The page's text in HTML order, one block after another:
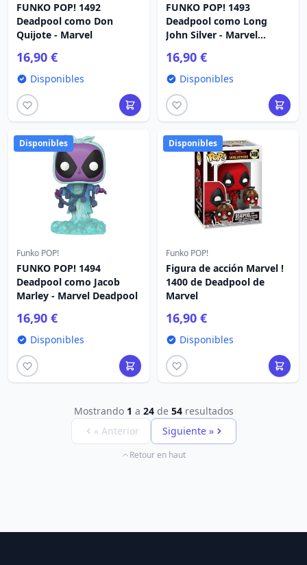
FUNKO POP! 1492
Deadpool como Don
Quijote - Marvel
16,90 €
Disponibles
FUNKO POP! 1493
Deadpool como Long
John Silver - Marvel
16,90 €
Disponibles
Disponibles
Funko POP!
FUNKO POP! 1494
Deadpool como Jacob
Marley - Marvel Deadpool
16,90 €
Disponibles
Disponibles
Funko POP!
Figura de acción Marvel !
1400 de Deadpool de
Marvel
16,90 €
Disponibles
Mostrando 1 a 24de 54resultados
« Anterior
Siguiente »
Retour en haut